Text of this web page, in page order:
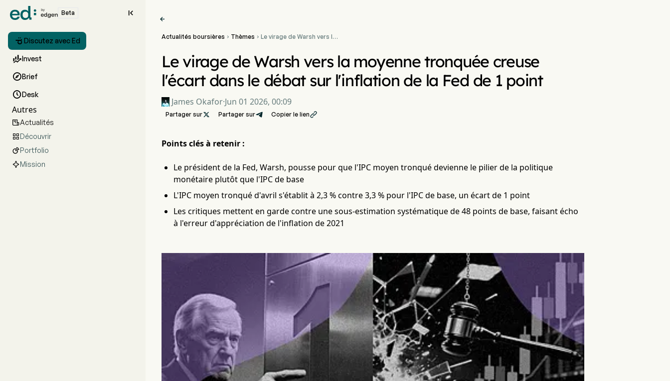
Beta 
 Discutez avec Ed
Invest
Brief
Desk
Autres
Actualités
Découvrir
Portfolio
Mission

Actualités boursières  Thèmes  Le virage de Warsh vers la
l'inflation de la Fed de 1
point
Le virage de Warsh vers la moyenne tronquée creuse
l'écart dans le débat sur l'inflation de la Fed de 1 point
James Okafor·Jun 01 2026, 00:09
Partager sur Partager sur Copier le lien
Points clés à retenir :
Le président de la Fed, Warsh, pousse pour que l'IPC moyen tronqué devienne le pilier de la politique
monétaire plutôt que l'IPC de base
L'IPC moyen tronqué d'avril s'établit à 2,3 % contre 3,3 % pour l'IPC de base, un écart de 1 point
Les critiques mettent en garde contre une sous-estimation systématique de 48 points de base, faisant écho
à l'erreur d'appréciation de l'inflation de 2021